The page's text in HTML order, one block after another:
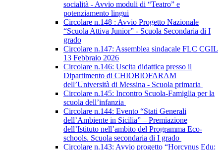
socialità - Avvio moduli di “Teatro” e
potenziamento lingui
Circolare n.148 : Avvio Progetto Nazionale
“Scuola Attiva Junior” - Scuola Secondaria di I
grado
Circolare n.147: Assemblea sindacale FLC CGIL
13 Febbraio 2026
Circolare n.146: Uscita didattica presso il
Dipartimento di CHIOBIOFARAM
dell’Università di Messina - Scuola primaria
Circolare n.145: Incontro Scuola-Famiglia per la
scuola dell’infanzia
Circolare n.144: Evento “Stati Generali
dell’Ambiente in Sicilia” – Premiazione
dell’Istituto nell’ambito del Programma Eco-
schools. Scuola secondaria di I grado
Circolare n.143: Avvio progetto “Horcynus Edu: